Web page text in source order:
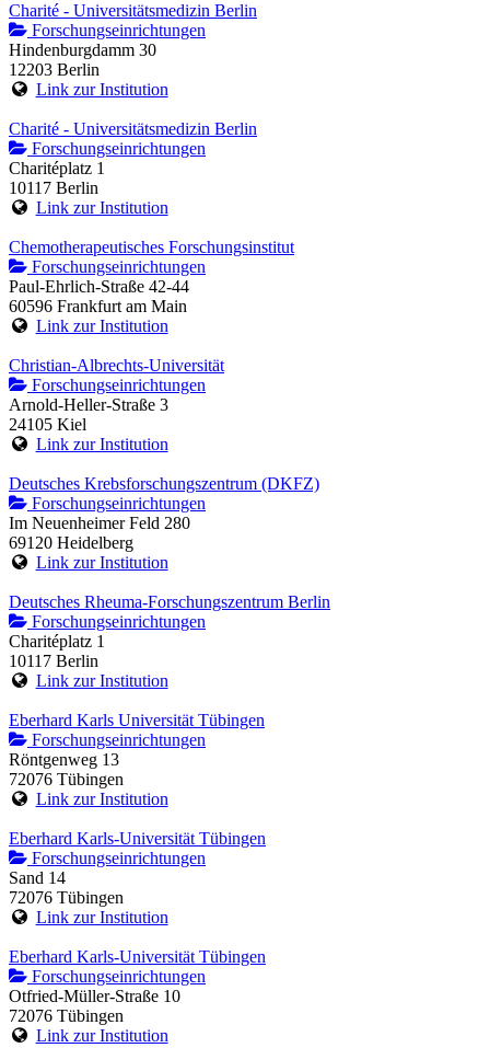
Charité - Universitätsmedizin Berlin
Forschungseinrichtungen
Hindenburgdamm 30
12203 Berlin
Link zur Institution
Charité - Universitätsmedizin Berlin
Forschungseinrichtungen
Charitéplatz 1
10117 Berlin
Link zur Institution
Chemotherapeutisches Forschungsinstitut
Forschungseinrichtungen
Paul-Ehrlich-Straße 42-44
60596 Frankfurt am Main
Link zur Institution
Christian-Albrechts-Universität
Forschungseinrichtungen
Arnold-Heller-Straße 3
24105 Kiel
Link zur Institution
Deutsches Krebsforschungszentrum (DKFZ)
Forschungseinrichtungen
Im Neuenheimer Feld 280
69120 Heidelberg
Link zur Institution
Deutsches Rheuma-Forschungszentrum Berlin
Forschungseinrichtungen
Charitéplatz 1
10117 Berlin
Link zur Institution
Eberhard Karls Universität Tübingen
Forschungseinrichtungen
Röntgenweg 13
72076 Tübingen
Link zur Institution
Eberhard Karls-Universität Tübingen
Forschungseinrichtungen
Sand 14
72076 Tübingen
Link zur Institution
Eberhard Karls-Universität Tübingen
Forschungseinrichtungen
Otfried-Müller-Straße 10
72076 Tübingen
Link zur Institution